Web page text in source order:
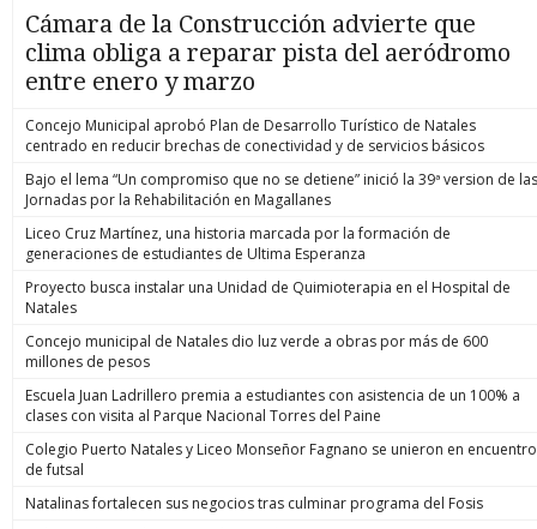
Cámara de la Construcción advierte que
clima obliga a reparar pista del aeródromo
entre enero y marzo
Concejo Municipal aprobó Plan de Desarrollo Turístico de Natales
centrado en reducir brechas de conectividad y de servicios básicos
Bajo el lema “Un compromiso que no se detiene” inició la 39ª version de las
Jornadas por la Rehabilitación en Magallanes
Liceo Cruz Martínez, una historia marcada por la formación de
generaciones de estudiantes de Ultima Esperanza
Proyecto busca instalar una Unidad de Quimioterapia en el Hospital de
Natales
Concejo municipal de Natales dio luz verde a obras por más de 600
millones de pesos
Escuela Juan Ladrillero premia a estudiantes con asistencia de un 100% a
clases con visita al Parque Nacional Torres del Paine
Colegio Puerto Natales y Liceo Monseñor Fagnano se unieron en encuentro
de futsal
Natalinas fortalecen sus negocios tras culminar programa del Fosis